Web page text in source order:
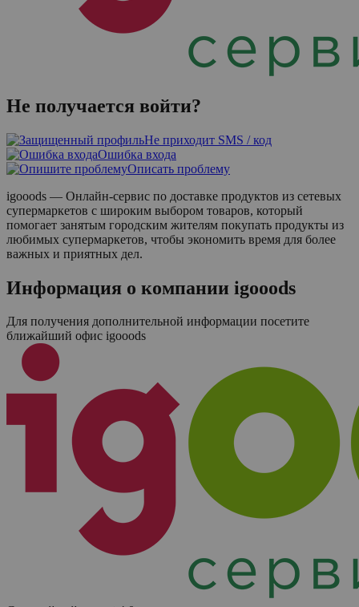
Не получается войти?
Не приходит SMS / код
Ошибка входа
Описать проблему
igooods — Онлайн-сервис по доставке продуктов из сетевых
супермаркетов с широким выбором товаров, который
помогает занятым городским жителям покупать продукты из
любимых супермаркетов, чтобы экономить время для более
важных и приятных дел.
Информация о компании igooods
Для получения дополнительной информации посетите
ближайший офис igooods